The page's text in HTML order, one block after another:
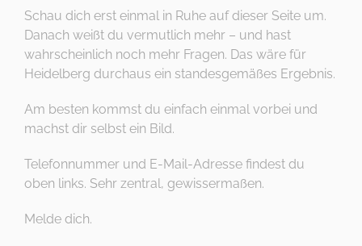
Schau dich erst einmal in Ruhe auf dieser Seite um.
Danach weißt du vermutlich mehr – und hast
wahrscheinlich noch mehr Fragen. Das wäre für
Heidelberg durchaus ein standesgemäßes Ergebnis.
Am besten kommst du einfach einmal vorbei und
machst dir selbst ein Bild.
Telefonnummer und E-Mail-Adresse findest du
oben links. Sehr zentral, gewissermaßen.
Melde dich.